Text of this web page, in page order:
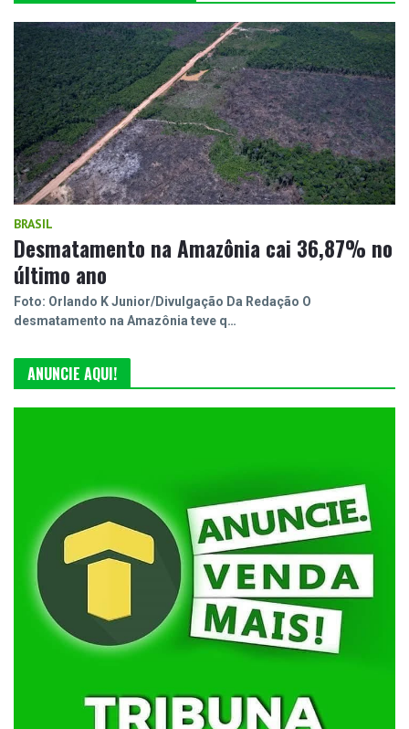
BRASIL
Desmatamento na Amazônia cai 36,87% no
último ano
Foto: Orlando K Junior/Divulgação Da Redação O
desmatamento na Amazônia teve q…
ANUNCIE AQUI!